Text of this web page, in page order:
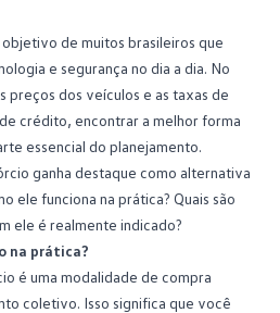
de muitos brasileiros que
e segurança no dia a dia. No
preços dos veículos e as taxas de
crédito, encontrar a melhor forma
essencial do planejamento.
ganha destaque como alternativa
ele funciona na prática? Quais são
ele é realmente indicado?
na prática?
é uma modalidade de compra
coletivo. Isso significa que você